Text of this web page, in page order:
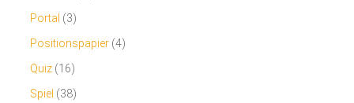
Portal (3)
Positionspapier (4)
Quiz (16)
Spiel (38)